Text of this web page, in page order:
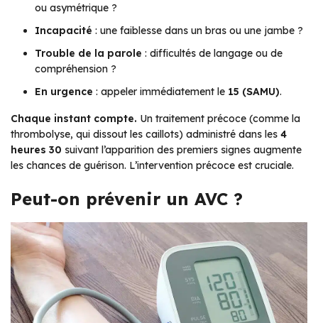
ou asymétrique ?
Incapacité : une faiblesse dans un bras ou une jambe ?
Trouble de la parole : difficultés de langage ou de
compréhension ?
En urgence : appeler immédiatement le 15 (SAMU).
Chaque instant compte. Un traitement précoce (comme la
thrombolyse, qui dissout les caillots) administré dans les 4
heures 30 suivant l’apparition des premiers signes augmente
les chances de guérison. L’intervention précoce est cruciale.
Peut-on prévenir un AVC ?